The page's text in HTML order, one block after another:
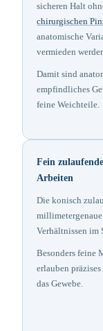
sicheren Halt
chirurgischen
anatomische
vermieden
Damit sind
empfindliches
feine Weichteile.
Fein
Arbeiten
Die konisch
Verhältnissen im
Besonders feine
erlauben
das Gewebe.